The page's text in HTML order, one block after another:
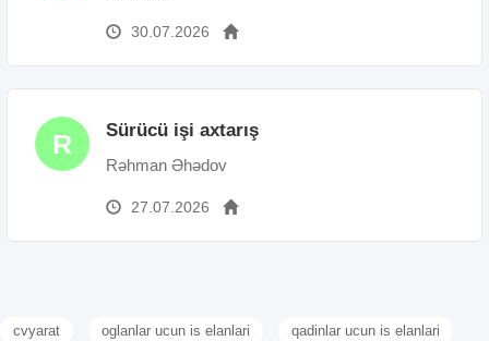
30.07.2026
R Sürücü işi axtarış
Rəhman Əhədov
27.07.2026
cvyarat oglanlar ucun is elanlari qadinlar ucun is elanlari